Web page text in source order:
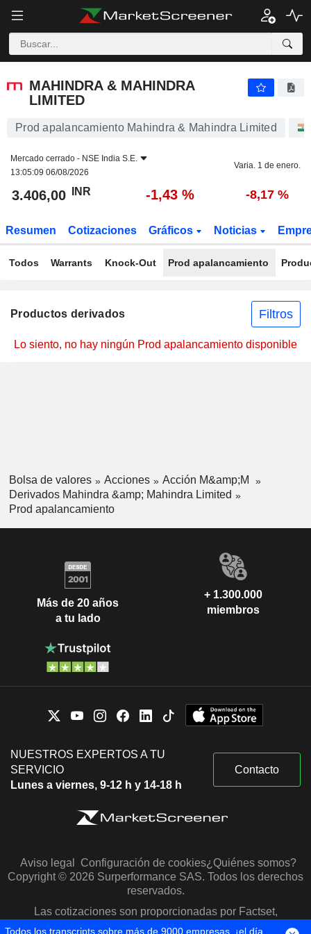
MAHINDRA & MAHINDRA
LIMITED
Prod apalancamiento Mahindra & Mahindra Limited
Mercado cerrado - NSE India S.E.
13:05:09 06/08/2026
Varia. 1 de enero.
3.406,00 INR -1,43 % -8,17 %
Resumen Cotizaciones Gráficos Noticias
Todos Warrants Knock-Out Prod apalancamiento
Productos derivados Filtros
Lo siento, no hay ningún Prod apalancamiento disponible
Bolsa de valores Acciones
Acción M&amp;M
Derivados Mahindra &amp; Mahindra Limited
Prod apalancamiento
Más de 20 años
a tu lado
+ 1.300.000
miembros
NUESTROS EXPERTOS A TU
SERVICIO
Lunes a viernes, 9-12 h y 14-18 h
Contacto
Aviso legal Configuración de cookies¿Quiénes somos?
Copyright © 2026 Surperformance SAS. Todos los derechos
reservados.
Las cotizaciones son proporcionadas por Factset,
Morningstar y S&P Capital IQ
Todos los transcripts sobre más de 9000 empresas, ¡el día